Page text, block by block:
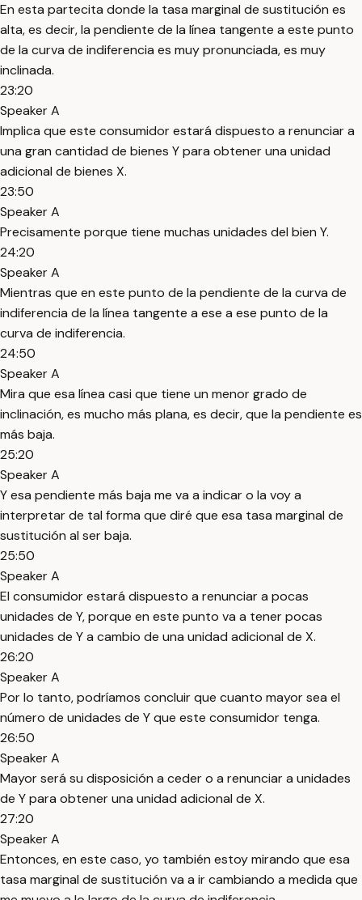
En esta partecita donde la tasa marginal de sustitución es
alta, es decir, la pendiente de la línea tangente a este punto
de la curva de indiferencia es muy pronunciada, es muy
inclinada.
23:20
Speaker A
Implica que este consumidor estará dispuesto a renunciar a
una gran cantidad de bienes Y para obtener una unidad
adicional de bienes X.
23:50
Speaker A
Precisamente porque tiene muchas unidades del bien Y.
24:20
Speaker A
Mientras que en este punto de la pendiente de la curva de
indiferencia de la línea tangente a ese a ese punto de la
curva de indiferencia.
24:50
Speaker A
Mira que esa línea casi que tiene un menor grado de
inclinación, es mucho más plana, es decir, que la pendiente es
más baja.
25:20
Speaker A
Y esa pendiente más baja me va a indicar o la voy a
interpretar de tal forma que diré que esa tasa marginal de
sustitución al ser baja.
25:50
Speaker A
El consumidor estará dispuesto a renunciar a pocas
unidades de Y, porque en este punto va a tener pocas
unidades de Y a cambio de una unidad adicional de X.
26:20
Speaker A
Por lo tanto, podríamos concluir que cuanto mayor sea el
número de unidades de Y que este consumidor tenga.
26:50
Speaker A
Mayor será su disposición a ceder o a renunciar a unidades
de Y para obtener una unidad adicional de X.
27:20
Speaker A
Entonces, en este caso, yo también estoy mirando que esa
tasa marginal de sustitución va a ir cambiando a medida que